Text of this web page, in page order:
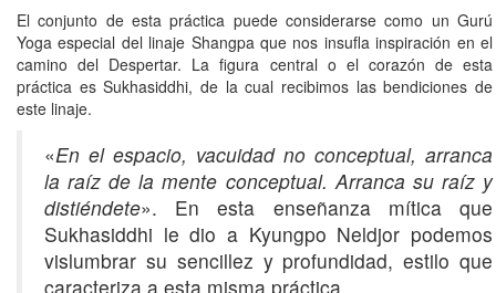
El conjunto de esta práctica puede considerarse como un Gurú
Yoga especial del linaje Shangpa que nos insufla inspiración en el
camino del Despertar. La figura central o el corazón de esta
práctica es Sukhasiddhi, de la cual recibimos las bendiciones de
este linaje.
«En el espacio, vacuidad no conceptual, arranca
la raíz de la mente conceptual. Arranca su raíz y
distiéndete». En esta enseñanza mítica que
Sukhasiddhi le dio a Kyungpo Neldjor podemos
vislumbrar su sencillez y profundidad, estilo que
caracteriza a esta misma práctica.